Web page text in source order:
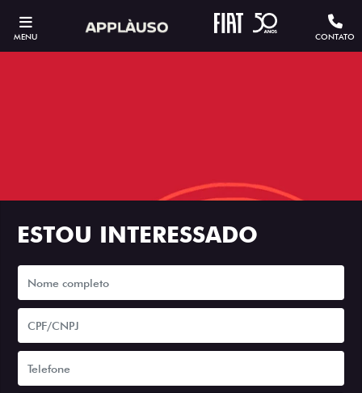
MENU CONTATO
ESTOU INTERESSADO